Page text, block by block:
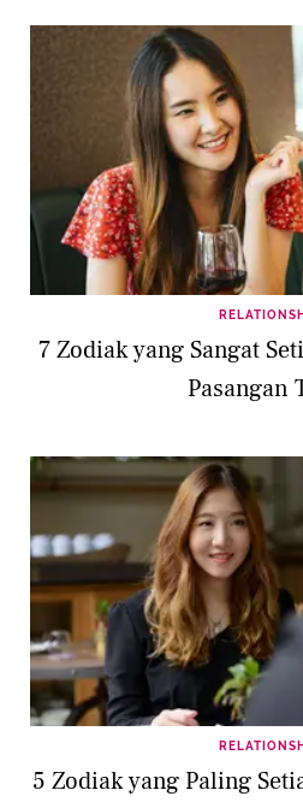
7 Zodiak yang Sangat
Pasangan
5 Zodiak yang Paling